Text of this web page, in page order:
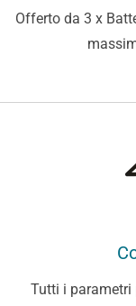
Offerto da 3 x
Tutti i